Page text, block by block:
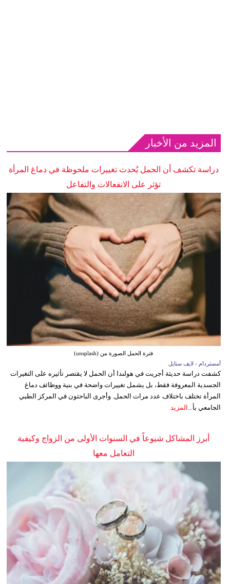
المزيد من الأخبار
دراسة تكشف أن الحمل يُحدث تغييرات ملحوظة في دماغ المرأة
تؤثر على الانفعالات والتفاعل
فترة الحمل الصورة من (unsplash)
أمستردام - لايف ستايل
كشفت دراسة حديثة أجريت في هولندا أن الحمل لا يقتصر تأثيره على التغيرات
الجسدية المعروفة فقط، بل يشمل تغييرات واضحة في بنية ووظائف دماغ
المرأة تختلف باختلاف عدد مرات الحمل. وأجرى الباحثون في المركز الطبي
الجامعي بأ... المزيد
أبرز المشاكل شيوعاً في السنوات الأولى من الزواج وكيفية
التعامل معها